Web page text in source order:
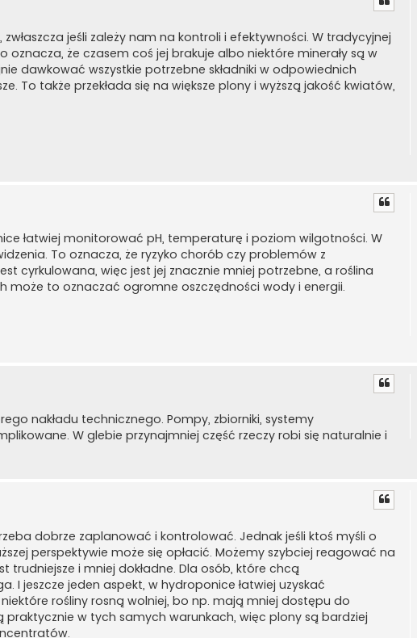
jeśli zależy nam na kontroli i efektywności. W tradycyjnej
oznacza, że czasem coś jej brakuje albo niektóre minerały są w
dawkować wszystkie potrzebne składniki w odpowiednich
To także przekłada się na większe plony i wyższą jakość kwiatów,
łatwiej monitorować pH, temperaturę i poziom wilgotności. W
To oznacza, że ryzyko chorób czy problemów z
cyrkulowana, więc jest jej znacznie mniej potrzebne, a roślina
może to oznaczać ogromne oszczędności wody i energii.
nakładu technicznego. Pompy, zbiorniki, systemy
W glebie przynajmniej część rzeczy robi się naturalnie i
dobrze zaplanować i kontrolować. Jednak jeśli ktoś myśli o
perspektywie może się opłacić. Możemy szybciej reagować na
i mniej dokładne. Dla osób, które chcą
jeszcze jeden aspekt, w hydroponice łatwiej uzyskać
rośliny rosną wolniej, bo np. mają mniej dostępu do
praktycznie w tych samych warunkach, więc plony są bardziej